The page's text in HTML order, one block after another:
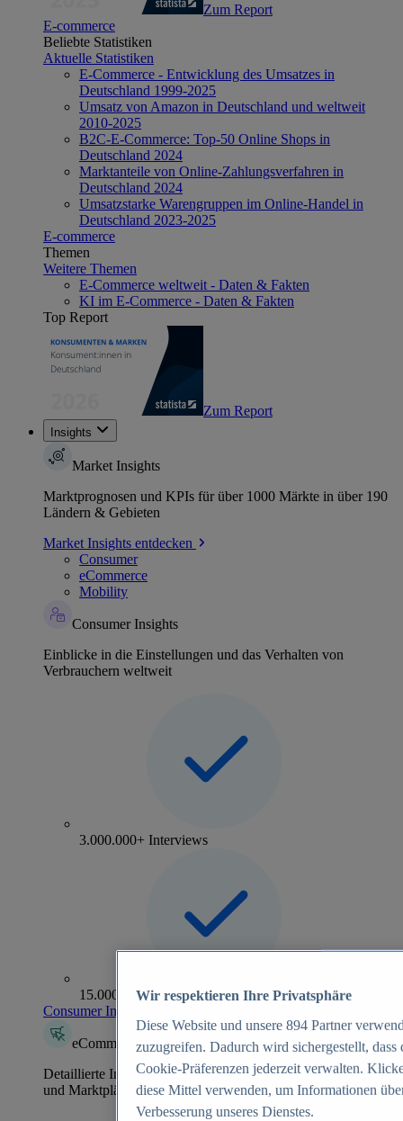
Zum Report
E-commerce
Beliebte Statistiken
Aktuelle Statistiken
E-Commerce - Entwicklung des Umsatzes in
Deutschland 1999-2025
Umsatz von Amazon in Deutschland und weltweit
2010-2025
B2C-E-Commerce: Top-50 Online Shops in
Deutschland 2024
Marktanteile von Online-Zahlungsverfahren in
Deutschland 2024
Umsatzstarke Warengruppen im Online-Handel in
Deutschland 2023-2025
E-commerce
Themen
Weitere Themen
E-Commerce weltweit - Daten & Fakten
KI im E-Commerce - Daten & Fakten
Top Report
Zum Report
Insights
Market Insights
Marktprognosen und KPIs für über 1000 Märkte in über 190
Ländern & Gebieten
Market Insights entdecken
Consumer
eCommerce
Mobility
Consumer Insights
Einblicke in die Einstellungen und das Verhalten von
Verbrauchern weltweit
3.000.000+ Interviews
15.000+ Marken
Consumer Insights entdecken
eCommerce Insights
Detaillierte Informationen zu mehr als 39.000 Online-Shops
und Marktplätzen
Wir respektieren Ihre Privatsphäre
Diese Website und unsere 894 Partner
zuzugreifen. Dadurch wird sichergestellt,
Cookie-Präferenzen jederzeit verwalten.
diese Mittel verwenden, um Informationen
Verbesserung unseres Dienstes.